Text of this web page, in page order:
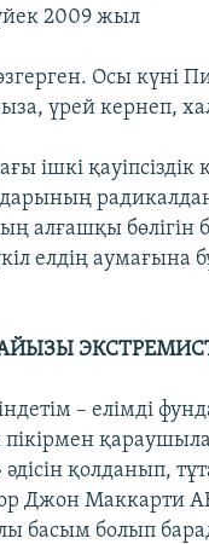
2009 жыл
Осы күні
үрей кернеп,
ішкі қауіпсіздік
алғашқы бөлігін
елдің аумағына
– елімді
пікірмен
қолданып,
Джон Маккарти
басым болып